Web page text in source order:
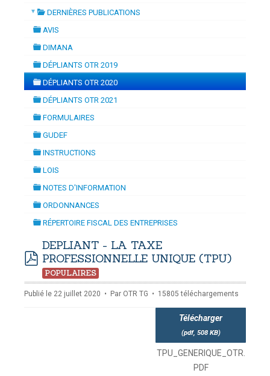
mardi, 14 juillet 2026 10:30 juillet 2026 17:30
▼ DERNIÈRES PUBLICATIONS
AVIS
DIMANA
folder
DÉPLIANTS OTR 2019
folder
DÉPLIANTS OTR 2020
DÉPLIANTS OTR 2021
FORMULAIRES
GUDEF
INSTRUCTIONS
LOIS
NOTES D'INFORMATION
ORDONNANCES
RÉPERTOIRE FISCAL DES ENTREPRISES
pdf
DEPLIANT - LA TAXE
PROFESSIONNELLE UNIQUE (TPU)
POPULAIRES
Publié le 22 juillet 2020 Par OTR TG 15805 téléchargements
Télécharger
(pdf, 508 KB)
TPU_GENERIQUE_OTR.
PDF